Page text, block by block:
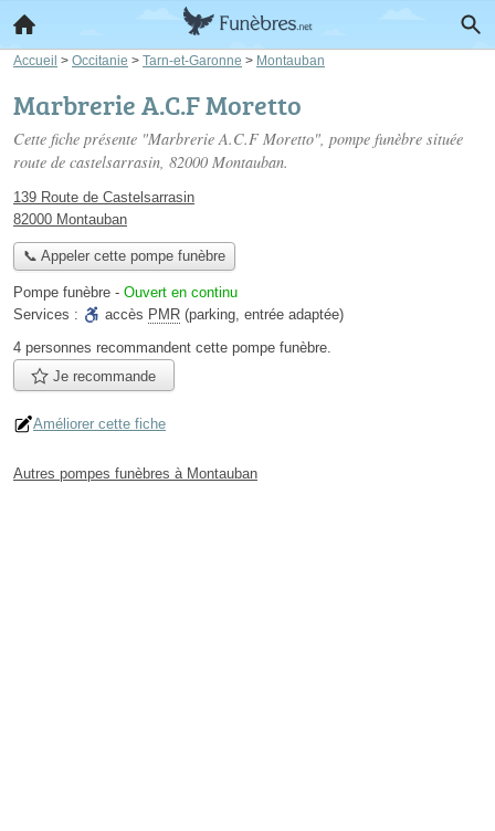
Accueil > Occitanie > Tarn-et-Garonne > Montauban
Marbrerie A.C.F Moretto
Cette fiche présente "Marbrerie A.C.F Moretto", pompe funèbre située
route de castelsarrasin, 82000 Montauban.
139 Route de Castelsarrasin
82000 Montauban
📞 Appeler cette pompe funèbre
Pompe funèbre - Ouvert en continu
Services :
accès PMR (parking, entrée adaptée)
4 personnes recommandent cette pompe funèbre.
Je recommande
Améliorer cette fiche
Autres pompes funèbres à Montauban